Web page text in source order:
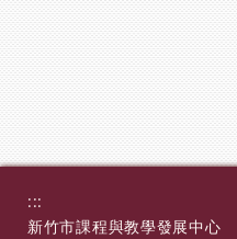
:::
新竹市課程與教學發展中心